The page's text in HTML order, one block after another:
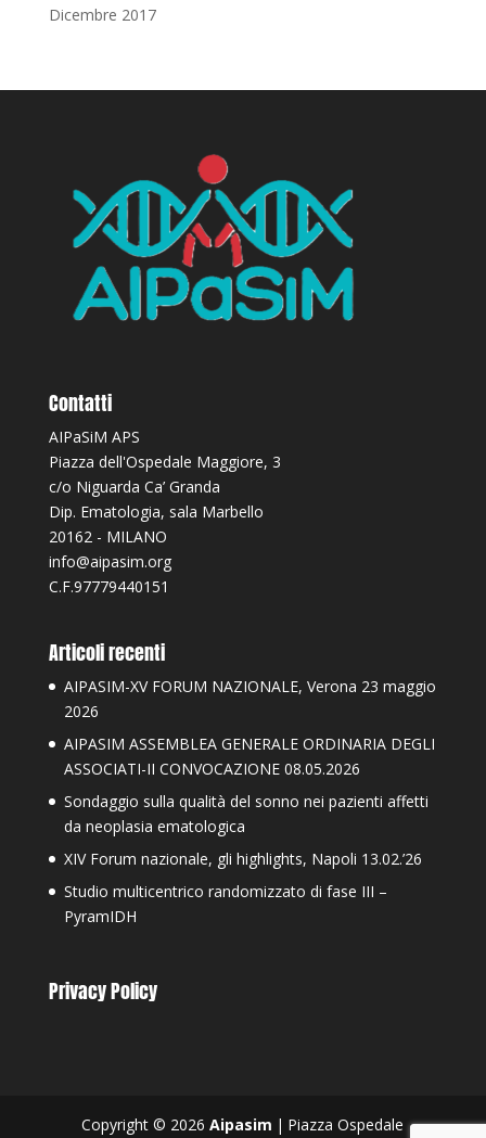
Dicembre 2017
Contatti
AIPaSiM APS
Piazza dell'Ospedale Maggiore, 3
c/o Niguarda Ca’ Granda
Dip. Ematologia, sala Marbello
20162 - MILANO
info@aipasim.org
C.F.97779440151
Articoli recenti
AIPASIM-XV FORUM NAZIONALE, Verona 23 maggio
2026
AIPASIM ASSEMBLEA GENERALE ORDINARIA DEGLI
ASSOCIATI-II CONVOCAZIONE 08.05.2026
Sondaggio sulla qualità del sonno nei pazienti affetti
da neoplasia ematologica
XIV Forum nazionale, gli highlights, Napoli 13.02.’26
Studio multicentrico randomizzato di fase III –
PyramIDH
Privacy Policy
Copyright © 2026Aipasim | Piazza Ospedale